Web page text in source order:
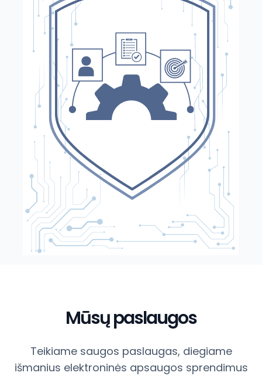
Mūsų paslaugos
Teikiame saugos paslaugas, diegiame
išmanius elektroninės apsaugos sprendimus